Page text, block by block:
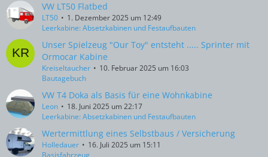
VW LT50 Flatbed
LT50
1. Dezember 2025 um 12:49
Leerkabine: Absetzkabinen und Festaufbauten
Unser Spielzeug "Our Toy" entsteht ..... Sprinter mit
Ormocar Kabine
Kreiseltaucher
10. Februar 2025 um 16:03
Bautagebuch
VW T4 Doka als Basis für eine Wohnkabine
Leon
18. Juni 2025 um 22:17
Leerkabine: Absetzkabinen und Festaufbauten
Wertermittlung eines Selbstbaus / Versicherung
Holledauer
16. Juli 2025 um 15:11
Basisfahrzeug